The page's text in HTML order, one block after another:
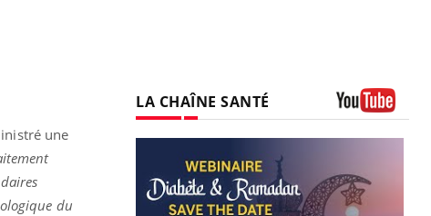
une
du
LA CHAÎNE SANTÉ